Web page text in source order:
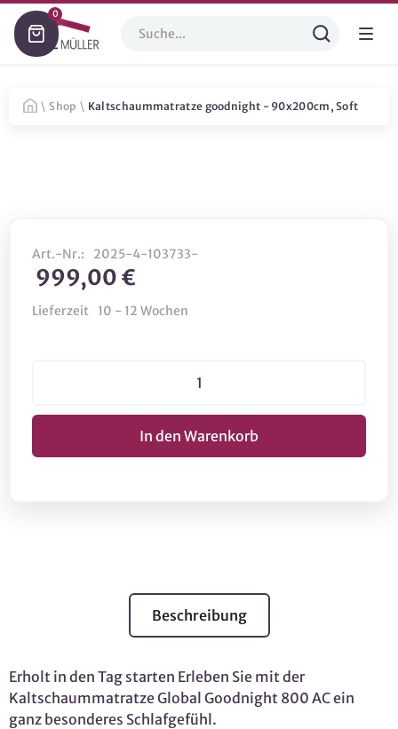
0
\ Shop \ Kaltschaummatratze goodnight - 90x200cm, Soft
Art.-Nr.: 2025-4-103733-
999,00 €
Lieferzeit 10 - 12 Wochen
Beschreibung
Erholt in den Tag starten Erleben Sie mit der
Kaltschaummatratze Global Goodnight 800 AC ein
ganz besonderes Schlafgefühl.